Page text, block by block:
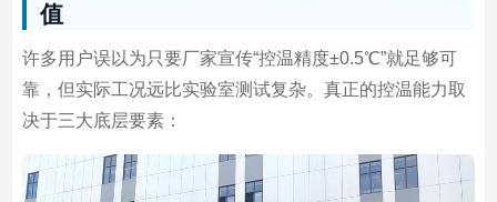
值
许多用户误以为只要厂家宣传“控温精度±0.5℃”就足够可
靠，但实际工况远比实验室测试复杂。真正的控温能力取
决于三大底层要素：